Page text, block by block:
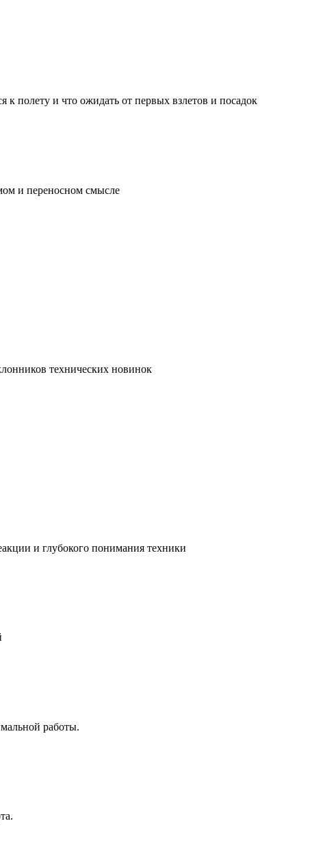
к полету и что ожидать от первых взлетов и посадок
и переносном смысле
технических новинок
и глубокого понимания техники
работы.